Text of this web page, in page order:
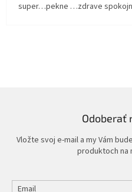
super…pekne …zdrave
Odoberať
Vložte svoj e-mail a my Vám
produktoch na
Email